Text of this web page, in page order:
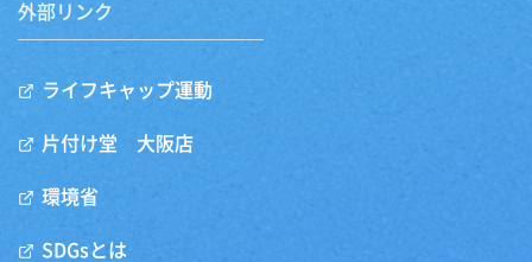
外部リンク
ライフキャップ運動
片付け堂 大阪店
環境省
SDGsとは